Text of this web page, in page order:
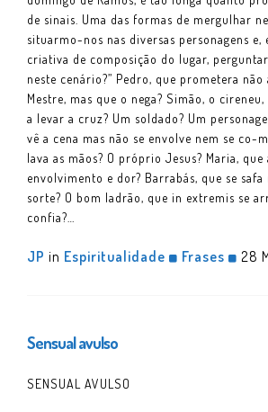
de sinais. Uma das formas de mergulhar
situarmo-nos nas diversas personagens e,
criativa de composição do lugar,
neste cenário?” Pedro, que prometera não
Mestre, mas que o nega? Simão, o
a levar a cruz? Um soldado? Um
vê a cena mas não se envolve nem se co-
lava as mãos? O próprio Jesus? Maria, que
envolvimento e dor? Barrabás, que se
sorte? O bom ladrão, que in extremis se
confia?…
JP in Espiritualidade Frases 28
Sensual avulso
SENSUAL AVULSO